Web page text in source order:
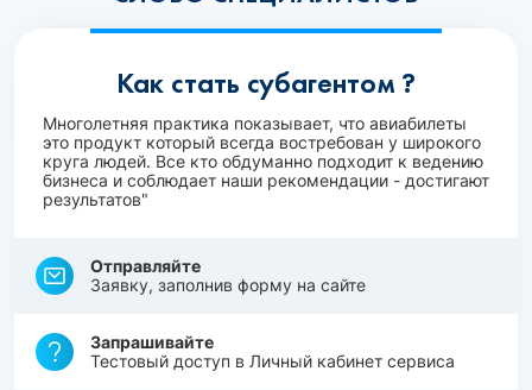
Как стать субагентом ?
Многолетняя практика показывает, что авиабилеты
это продукт который всегда востребован у широкого
круга людей. Все кто обдуманно подходит к ведению
бизнеса и соблюдает наши рекомендации - достигают
результатов"
Отправляйте
Заявку, заполнив форму на сайте
Запрашивайте
Тестовый доступ в Личный кабинет сервиса